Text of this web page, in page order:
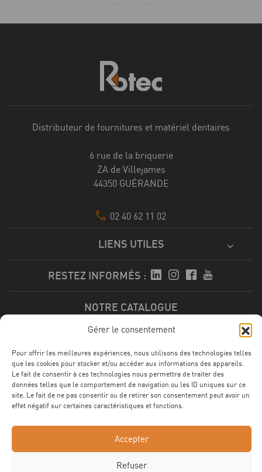
Gérer le consentement
Pour offrir les meilleures expériences, nous utilisons des technologies telles
que les cookies pour stocker et/ou accéder aux informations des appareils.
Le fait de consentir à ces technologies nous permettra de traiter des
données telles que le comportement de navigation ou les ID uniques sur ce
site. Le fait de ne pas consentir ou de retirer son consentement peut avoir un
effet négatif sur certaines caractéristiques et fonctions.
Accepter
Refuser
Distributeur de fournitures et matériel dentaires
6 rue de la briquerie
ZA de Villejames
44350 GUÉRANDE
02 40 62 11 02
LIENS UTILES
RESTEZ INFORMÉS :
NOTRE CATALOGUE
NOS CERTFICATIONS